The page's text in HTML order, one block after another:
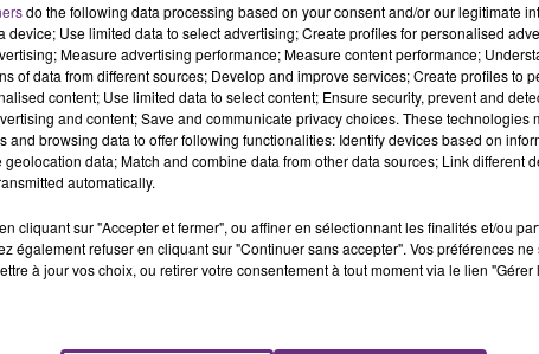
L'INSPECTION DU TRAVAIL RAPPELLE À
L'ORDRE SUR LES CONDITIONS DE...
2026 s'est avéré être plus précoce que prévu,
l'inspection du Travail en profite pour rappeler
do the following data processing based on your consent and/or our legitimate
device; Use limited data to select advertising; Create profiles for personalised
Measure advertising performance; Measure content performance;
of data from different sources; Develop and improve services; Create profiles to
content; Use limited data to select content; Ensure security, prevent and
and content; Save and communicate privacy choices. These technologies
and browsing data to offer following functionalities: Identify devices based on
data; Match and combine data from other data sources; Link different
automatically.
cliquant sur "Accepter et fermer", ou affiner en sélectionnant les finalités et/ou
également refuser en cliquant sur "Continuer sans accepter". Vos préférences
à jour vos choix, ou retirer votre consentement à tout moment via le lien